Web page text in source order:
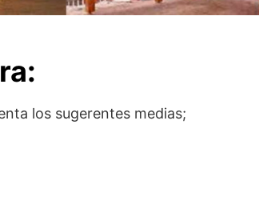
los sugerentes medias;